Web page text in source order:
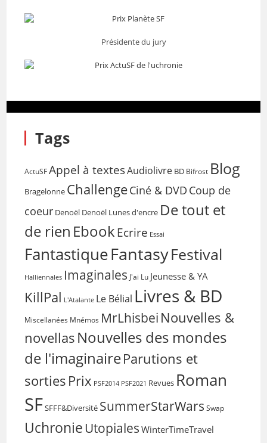
Présidente du jury
Tags
ActuSF Appel à textesAudiolivre BD Bifrost Blog
Bragelonne ChallengeCiné & DVD Coup de
coeur Denoël Denoël Lunes d'encre De tout et
de rien EbookEcrire Essai
FantastiqueFantasyFestival
Halliennales Imaginales J'ai Lu Jeunesse & YA
KillPal L'Atalante Le Bélial Livres & BD
Miscellanées Mnémos MrLhisbei Nouvelles &
novellas Nouvelles des mondes
de l'imaginaireParutions et
sorties Prix PSF2014 PSF2021 Revues Roman
SFSFFF&Diversité SummerStarWars Swap
Uchronie Utopiales WinterTimeTravel